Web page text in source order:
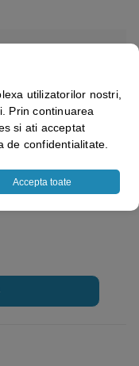
utilizatorilor nostri,
Prin continuarea
si ati acceptat
de confidentialitate.
Accepta toate